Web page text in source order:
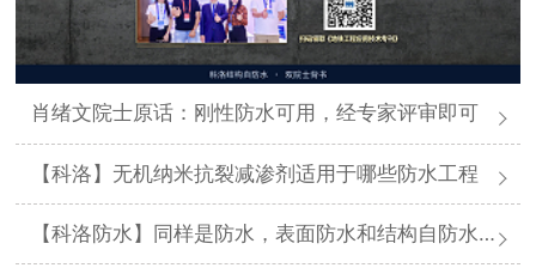
肖绪文院士原话：刚性防水可用，经专家评审即可
【科洛】无机纳米抗裂减渗剂适用于哪些防水工程
【科洛防水】同样是防水，表面防水和结构自防水差在哪